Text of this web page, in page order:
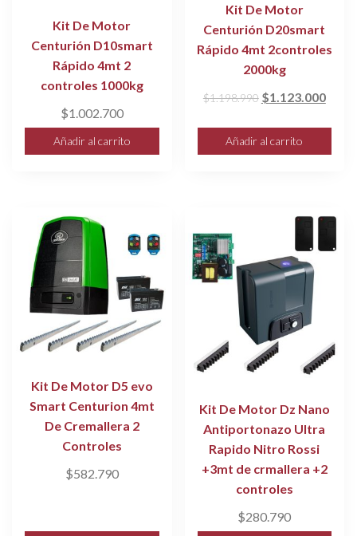
Kit De Motor
Centurión D10smart
Rápido 4mt 2
controles 1000kg
$1.002.700
Añadir al carrito
Kit De Motor
Centurión D20smart
Rápido 4mt 2controles
2000kg
$1.198.990 El
original
era:
$1.123.000El
es:
Añadir al carrito
Kit De Motor D5 evo
Smart Centurion 4mt
De Cremallera 2
Controles
$582.790
Kit De Motor Dz Nano
Antiportonazo Ultra
Rapido Nitro Rossi
+3mt de crmallera +2
controles
$280.790